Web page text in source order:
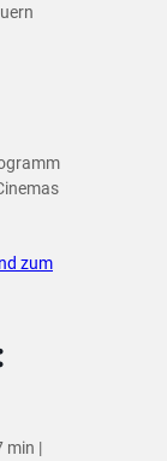
zum
min |